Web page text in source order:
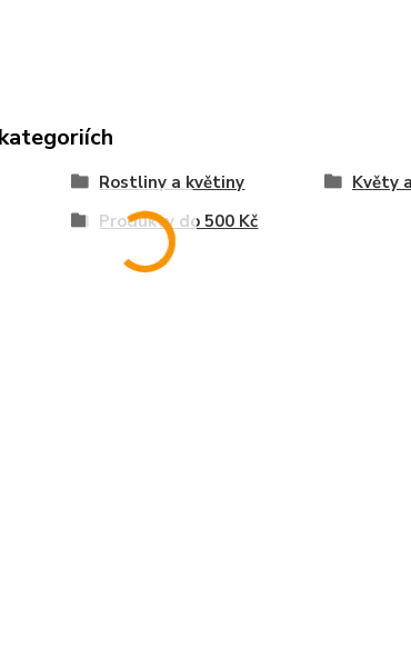
Rostliny a květiny Květy
Produkty do 500 Kč